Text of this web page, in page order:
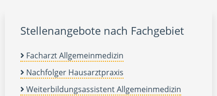
Stellenangebote nach Fachgebiet
Facharzt Allgemeinmedizin
Nachfolger Hausarztpraxis
Weiterbildungsassistent Allgemeinmedizin